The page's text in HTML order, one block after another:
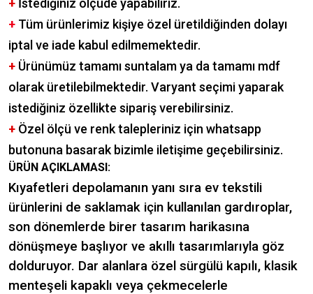
+ Tüm ürünlerimiz kişiye özel üretildiğinden dolayı
iptal ve iade kabul edilmemektedir.
+ Ürünümüz tamamı suntalam ya da tamamı mdf
olarak üretilebilmektedir. Varyant seçimi yaparak
istediğiniz özellikte sipariş verebilirsiniz.
+ Özel ölçü ve renk talepleriniz için whatsapp
butonuna basarak bizimle iletişime geçebilirsiniz.
ÜRÜN AÇIKLAMASI:
Kıyafetleri depolamanın yanı sıra ev tekstili
ürünlerini de saklamak için kullanılan gardıroplar,
son dönemlerde birer tasarım harikasına
dönüşmeye başlıyor ve akıllı tasarımlarıyla göz
dolduruyor. Dar alanlara özel sürgülü kapılı, klasik
menteşeli kapaklı veya çekmecelerle